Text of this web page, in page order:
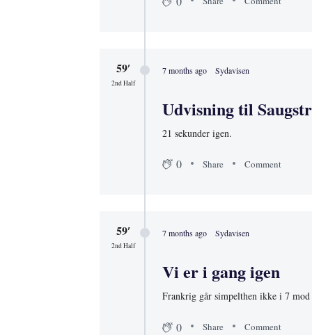
59′
2nd Half
7 months ago Sydavisen
Udvisning til
21 sekunder igen.
0 Share Comment
59′
2nd Half
7 months ago Sydavisen
Vi er i gang igen
Frankrig går simpelthen ikke i 7 mod
0 Share Comment